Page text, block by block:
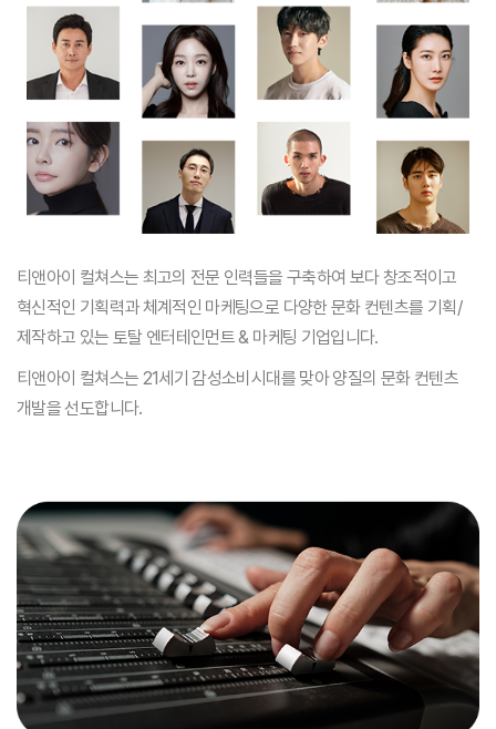
티앤아이 컬쳐스는 최고의 전문 인력들을 구축하여 보다 창조적이고
혁신적인 기획력과 체계적인 마케팅으로 다양한 문화 컨텐츠를 기획/
제작하고 있는 토탈 엔터테인먼트 & 마케팅 기업입니다.
티앤아이 컬쳐스는 21세기 감성소비시대를 맞아 양질의 문화 컨텐츠
개발을 선도합니다.